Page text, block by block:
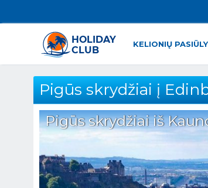
KELIONIŲ
Pigūs skrydžiai į
Pigūs skrydžiai iš